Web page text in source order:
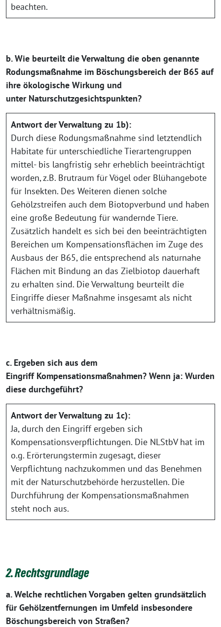
beachten.
b. Wie beurteilt die Verwaltung die oben genannte
Rodungsmaßnahme im Böschungsbereich der B65 auf
ihre ökologische Wirkung und
unter Naturschutzgesichtspunkten?
Antwort der Verwaltung zu 1b):
Durch diese Rodungsmaßnahme sind letztendlich
Habitate für unterschiedliche Tierartengruppen
mittel- bis langfristig sehr erheblich beeinträchtigt
worden, z.B. Brutraum für Vögel oder Blühangebote
für Insekten. Des Weiteren dienen solche
Gehölzstreifen auch dem Biotopverbund und haben
eine große Bedeutung für wandernde Tiere.
Zusätzlich handelt es sich bei den beeinträchtigten
Bereichen um Kompensationsflächen im Zuge des
Ausbaus der B65, die entsprechend als naturnahe
Flächen mit Bindung an das Zielbiotop dauerhaft
zu erhalten sind. Die Verwaltung beurteilt die
Eingriffe dieser Maßnahme insgesamt als nicht
verhältnismäßig.
c. Ergeben sich aus dem
Eingriff Kompensationsmaßnahmen? Wenn ja: Wurden
diese durchgeführt?
Antwort der Verwaltung zu 1c):
Ja, durch den Eingriff ergeben sich
Kompensationsverpflichtungen. Die NLStbV hat im
o.g. Erörterungstermin zugesagt, dieser
Verpflichtung nachzukommen und das Benehmen
mit der Naturschutzbehörde herzustellen. Die
Durchführung der Kompensationsmaßnahmen
steht noch aus.
2. Rechtsgrundlage
a. Welche rechtlichen Vorgaben gelten grundsätzlich
für Gehölzentfernungen im Umfeld insbesondere
Böschungsbereich von Straßen?